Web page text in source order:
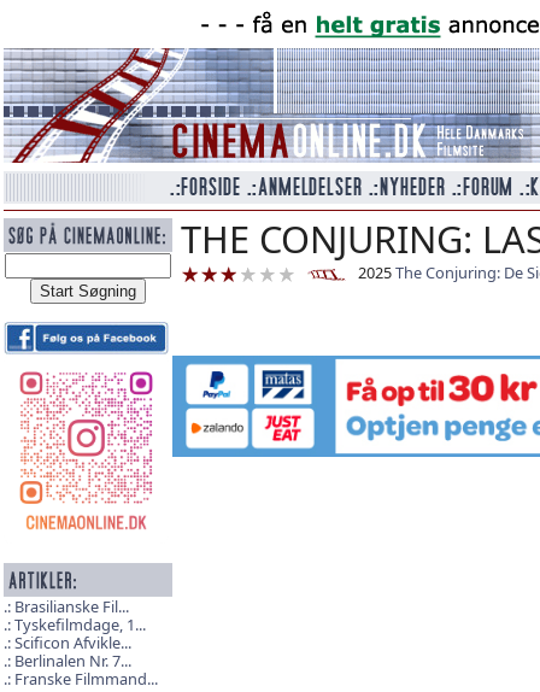
Brasilianske Fil...
Tyskefilmdage, 1...
Scificon Afvikle...
Berlinalen Nr. 7...
Franske Filmmand...
THE CONJURING:
2025The Conjuring: De